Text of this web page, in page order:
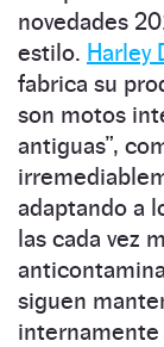
novedades
estilo. Harley
fabrica su
son motos
antiguas”,
adaptando a
las cada vez
siguen
internamente